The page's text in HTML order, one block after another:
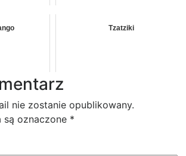
Tzatziki
nie zostanie opublikowany.
są oznaczone *